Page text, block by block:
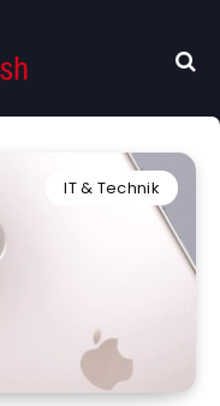
IT & Technik